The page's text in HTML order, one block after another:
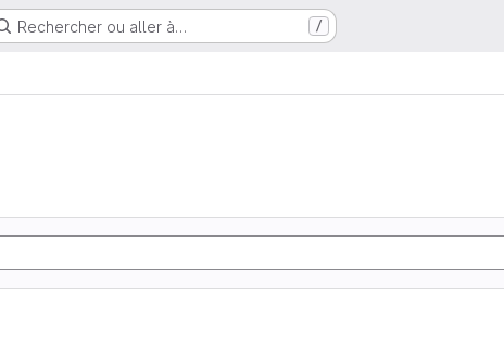
Rechercher ou aller à… /